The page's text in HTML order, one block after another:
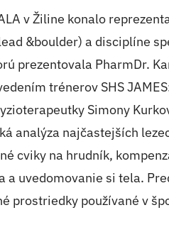
v Žiline konalo
&boulder) a disciplíne
prezentovala PharmDr.
trénerov SHS
Simony
analýza najčastejších
cviky na hrudník,
uvedomovanie si tela.
prostriedky používané v